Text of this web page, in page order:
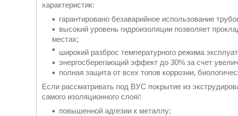
характеристик:
гарантировано безаварийное использование
высокий уровень гидроизоляции позволяет
местах;
широкий разброс температурного режима
энергосберегающий эффект до 30% за счет
полная защита от всех топов коррозии,
Если рассматривать под ВУС покрытие из
самого изоляционного слоя/:
повышенной адгезии к металлу;